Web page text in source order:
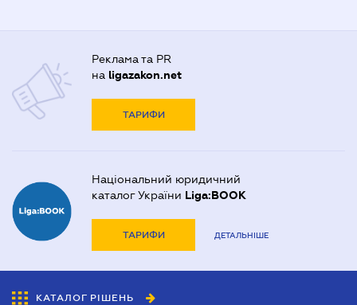
Реклама та PR
на ligazakon.net
ТАРИФИ
Національний юридичний
каталог України Liga:BOOK
ТАРИФИ ДЕТАЛЬНІШЕ
КАТАЛОГ РІШЕНЬ